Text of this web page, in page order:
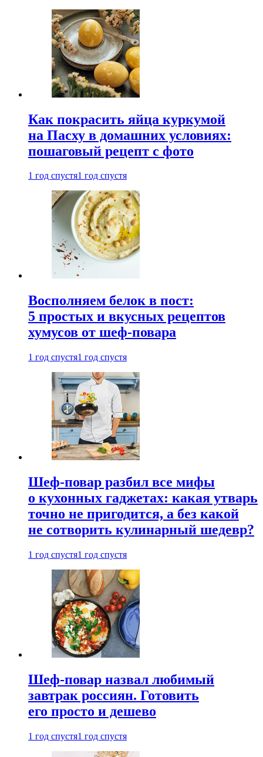
Как покрасить яйца куркумой
на Пасху в домашних условиях:
пошаговый рецепт с фото
1 год спустя1 год спустя
Восполняем белок в пост:
5 простых и вкусных рецептов
хумусов от шеф-повара
1 год спустя1 год спустя
Шеф-повар разбил все мифы
о кухонных гаджетах: какая утварь
точно не пригодится, а без какой
не сотворить кулинарный шедевр?
1 год спустя1 год спустя
Шеф-повар назвал любимый
завтрак россиян. Готовить
его просто и дешево
1 год спустя1 год спустя